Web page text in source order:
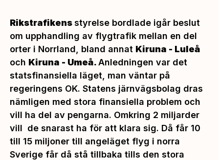
Rikstrafikensstyrelse bordlade igår beslut
om upphandling av flygtrafik mellan en del
orter i Norrland, bland annat Kiruna - Luleå
och Kiruna - Umeå.Anledningen var det
statsfinansiella läget, man väntar på
regeringens OK. Statens järnvägsbolag dras
nämligen med stora finansiella problem och
vill ha del av pengarna. Omkring 2 miljarder
vill de snarast ha för att klara sig. Då får 10
till 15 miljoner till angeläget flyg i norra
Sverige får då stå tillbaka tills den stora